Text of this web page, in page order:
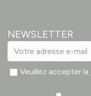
NEWSLETTER
Veuillez accepter la